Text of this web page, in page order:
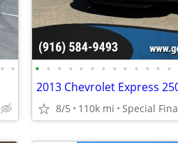
• • • • • • • • • • • • • • •
8/5 110k mi Special